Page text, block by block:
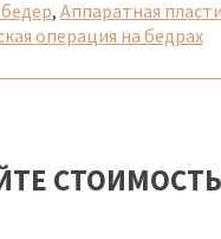
, Аппаратная
операция на бедрах